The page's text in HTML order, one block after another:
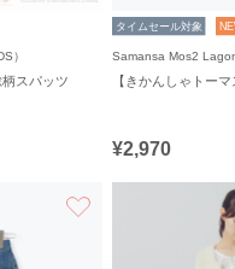
）
柄スパッツ
タイムセール対象
Samansa Mos2
¥2,970